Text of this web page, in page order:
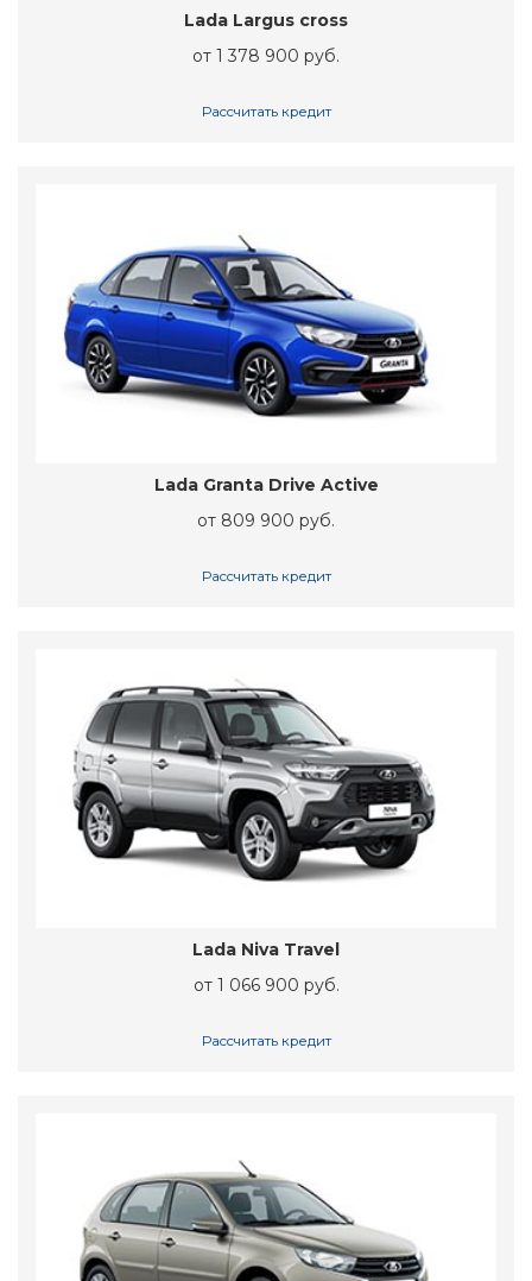
Lada Largus cross
от 1 378 900 руб.
Рассчитать кредит
Lada Granta Drive Active
от 809 900 руб.
Рассчитать кредит
Lada Niva Travel
от 1 066 900 руб.
Рассчитать кредит